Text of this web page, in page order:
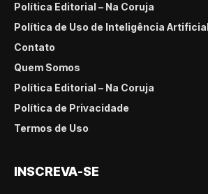
Política Editorial – Na Coruja
Política de Uso de Inteligência
Contato
Quem Somos
Política Editorial – Na Coruja
Política de Privacidade
Termos de Uso
INSCREVA-SE